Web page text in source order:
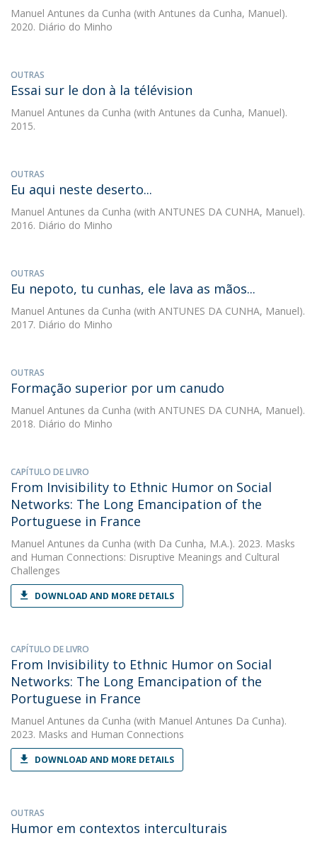
Manuel Antunes da Cunha (with Antunes da Cunha, Manuel).
2020. Diário do Minho
OUTRAS
Essai sur le don à la télévision
Manuel Antunes da Cunha (with Antunes da Cunha, Manuel).
2015.
OUTRAS
Eu aqui neste deserto...
Manuel Antunes da Cunha (with ANTUNES DA CUNHA, Manuel).
2016. Diário do Minho
OUTRAS
Eu nepoto, tu cunhas, ele lava as mãos...
Manuel Antunes da Cunha (with ANTUNES DA CUNHA, Manuel).
2017. Diário do Minho
OUTRAS
Formação superior por um canudo
Manuel Antunes da Cunha (with ANTUNES DA CUNHA, Manuel).
2018. Diário do Minho
CAPÍTULO DE LIVRO
From Invisibility to Ethnic Humor on Social
Networks: The Long Emancipation of the
Portuguese in France
Manuel Antunes da Cunha (with Da Cunha, M.A.). 2023. Masks
and Human Connections: Disruptive Meanings and Cultural
Challenges
DOWNLOAD AND MORE DETAILS
CAPÍTULO DE LIVRO
From Invisibility to Ethnic Humor on Social
Networks: The Long Emancipation of the
Portuguese in France
Manuel Antunes da Cunha (with Manuel Antunes Da Cunha).
2023. Masks and Human Connections
DOWNLOAD AND MORE DETAILS
OUTRAS
Humor em contextos interculturais